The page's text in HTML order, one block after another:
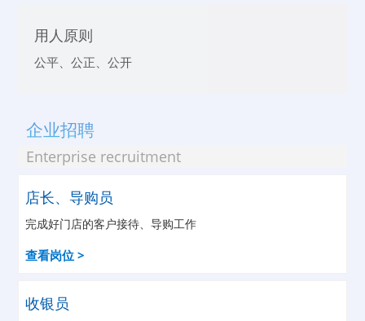
用人原则
公平、公正、公开
企业招聘
Enterprise recruitment
店长、导购员
完成好门店的客户接待、导购工作
查看岗位 >
收银员